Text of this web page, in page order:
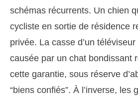
schémas récurrents. Un chien
cycliste en sortie de résidence
privée. La casse d’un
causée par un chat bondissant
cette garantie, sous réserve
“biens confiés”. À l’inverse, les